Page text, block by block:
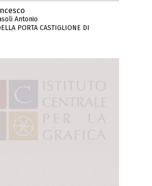
Antonio
PORTA CASTIGLIONE DI